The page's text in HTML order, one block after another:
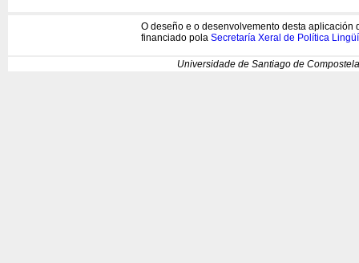
O deseño e o desenvolvemento desta aplicación
financiado pola Secretaría Xeral de Política
Universidade de Santiago de